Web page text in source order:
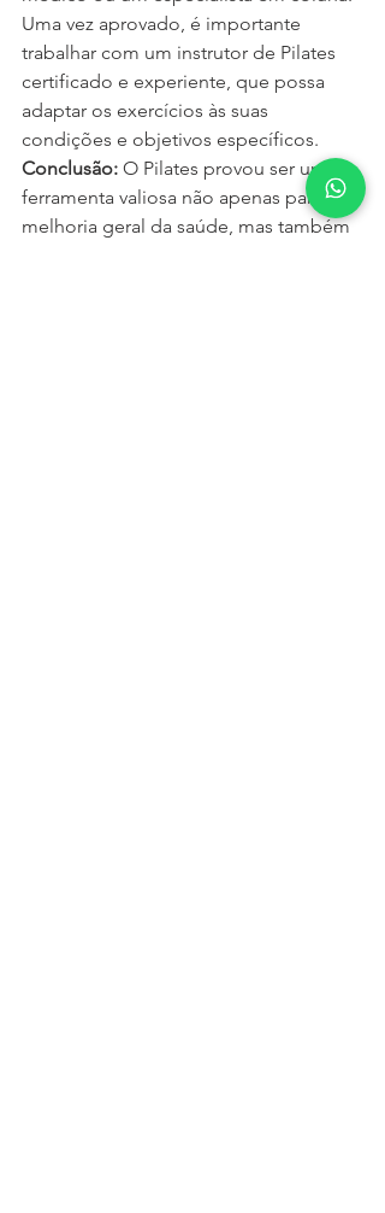
Uma vez aprovado, é importante
trabalhar com um instrutor de Pilates
certificado e experiente, que possa
adaptar os exercícios às suas
condições e objetivos específicos.
Conclusão: O Pilates provou ser uma
ferramenta valiosa não apenas para a
melhoria geral da saúde, mas também